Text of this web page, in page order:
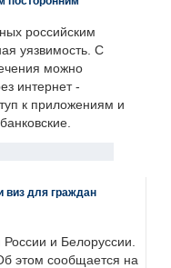
российским
уязвимость. С
можно
интернет -
к приложениям и
виз для граждан
и Белоруссии.
этом сообщается на